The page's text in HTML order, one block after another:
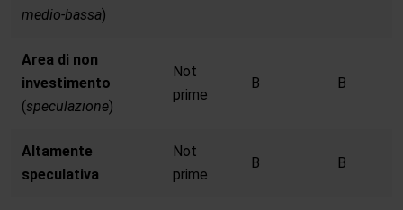
medio-bassa)
Area di non
investimento
(speculazione)
Not
prime
B B
Altamente
speculativa
Not
prime
B B